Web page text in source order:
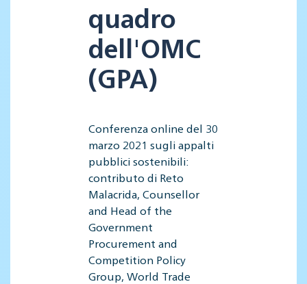
quadro
dell'OMC
(GPA)
Conferenza online del 30
marzo 2021 sugli appalti
pubblici sostenibili:
contributo di Reto
Malacrida, Counsellor
and Head of the
Government
Procurement and
Competition Policy
Group, World Trade